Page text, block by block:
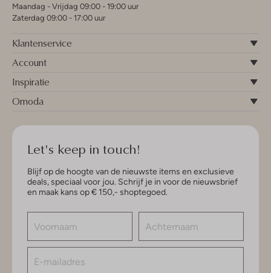
Maandag - Vrijdag 09:00 - 19:00 uur
Zaterdag 09:00 - 17:00 uur
Klantenservice
Account
Inspiratie
Omoda
Let's keep in touch!
Blijf op de hoogte van de nieuwste items en exclusieve
deals, speciaal voor jou. Schrijf je in voor de nieuwsbrief
en maak kans op € 150,- shoptegoed.